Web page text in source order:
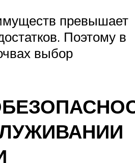
превышает
Поэтому в
выбор